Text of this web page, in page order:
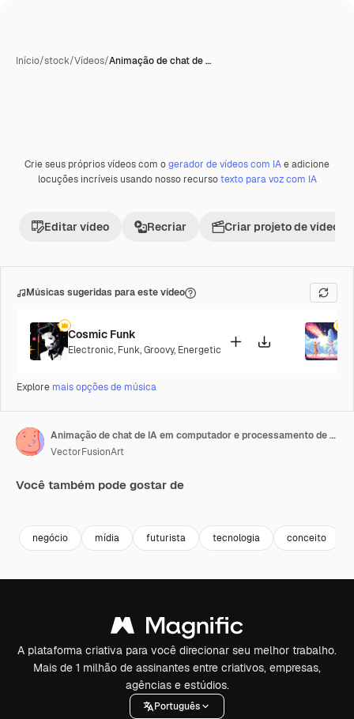
Início/stock/Vídeos/Animação de chat de …
PremiumGerada com IA
Crie seus próprios vídeos com ogerador de vídeos com IAe adicione
locuções incríveis usando nosso recursotexto para voz com IA
Editar vídeo Recriar Criar projeto de vídeo
Músicas sugeridas para este vídeo
Cosmic Funk
Electronic, Funk,Groovy, Energetic
Explore mais opções de música
Animação de chat de IA em computador e processamento de dados
VectorFusionArt
Você também pode gostar de
negócio mídia futurista tecnologia conceito
A plataforma criativa para você direcionar seu melhor trabalho.
Mais de 1 milhão de assinantes entre criativos, empresas,
agências e estúdios.
Português